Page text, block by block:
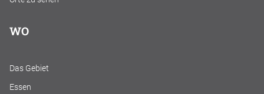
WO
Das Gebiet
Essen